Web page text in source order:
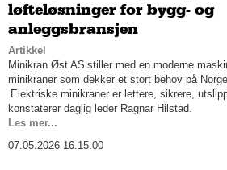
løfteløsninger for bygg- og
anleggsbransjen
Artikkel
Minikran Øst AS stiller med en moderne
minikraner som dekker et stort behov på
Elektriske minikraner er lettere, sikrere,
konstaterer daglig leder Ragnar Hilstad.
Les mer...
07.05.2026 16.15.00